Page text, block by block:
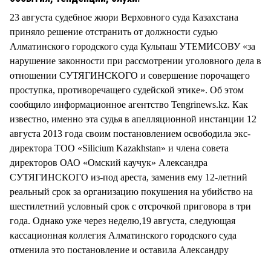
23 августа судебное жюри Верховного суда Казахстана
приняло решение отстранить от должности судью
Алматинского городского суда Кульпаш УТЕМИСОВУ «за
нарушение законности при рассмотрении уголовного дела в
отношении СУТЯГИНСКОГО и совершение порочащего
проступка, противоречащего судейской этике». Об этом
сообщило информационное агентство Tengrinews.kz. Как
известно, именно эта судья в апелляционной инстанции 12
августа 2013 года своим постановлением освободила экс-
директора ТОО «Silicium Kazakhstan» и члена совета
директоров ОАО «Омский каучук» Александра
СУТЯГИНСКОГО из-под ареста, заменив ему 12-летний
реальный срок за организацию покушения на убийство на
шестилетний условный срок с отсрочкой приговора в три
года. Однако уже через неделю,19 августа, следующая
кассационная коллегия Алматинского городского суда
отменила это постановление и оставила Александру